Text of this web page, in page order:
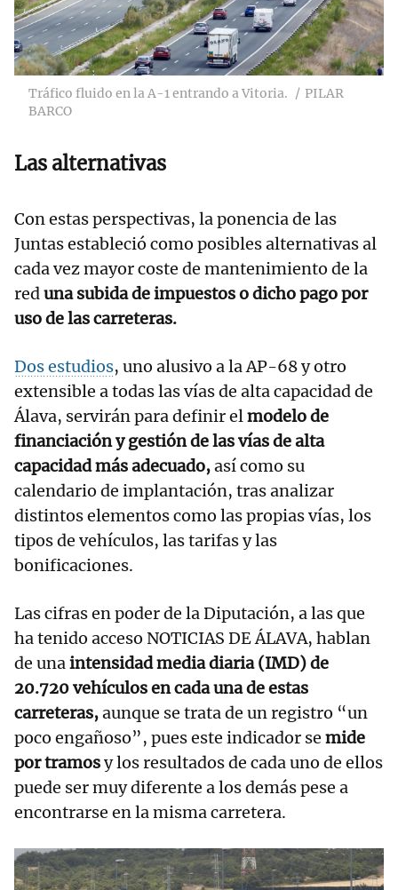
Tráfico fluido en la A-1 entrando a Vitoria.
PILAR
BARCO
Las alternativas
Con estas perspectivas, la ponencia de las
Juntas estableció como posibles alternativas al
cada vez mayor coste de mantenimiento de la
reduna subida de impuestos o dicho pago por
uso de las carreteras.
Dos estudios, uno alusivo a la AP-68 y otro
extensible a todas las vías de alta capacidad de
Álava, servirán para definir elmodelo de
financiación y gestión de las vías de alta
capacidad más adecuado,así como su
calendario de implantación, tras analizar
distintos elementos como las propias vías, los
tipos de vehículos, las tarifas y las
bonificaciones.
Las cifras en poder de la Diputación, a las que
ha tenido acceso NOTICIAS DE ÁLAVA, hablan
de unaintensidad media diaria (IMD) de
20.720 vehículos en cada una de estas
carreteras,aunque se trata de un registro “un
poco engañoso”, pues este indicador se mide
por tramosy los resultados de cada uno de ellos
puede ser muy diferente a los demás pese a
encontrarse en la misma carretera.